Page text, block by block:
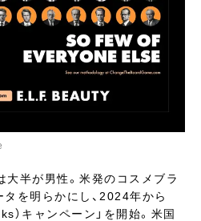
半が男性。米発のコスメブラ
タを明らかにし、2024年から
）キャンペーン」を開始。米国